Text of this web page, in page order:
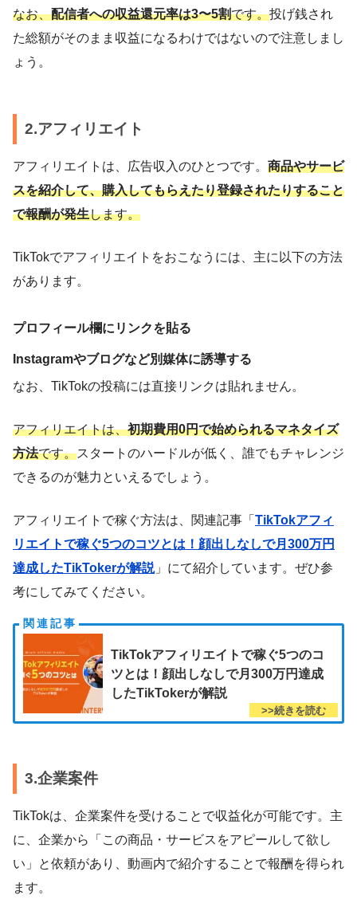
なお、配信者への収益還元率は3〜5割です。投げ銭され
た総額がそのまま収益になるわけではないので注意しまし
ょう。
2.アフィリエイト
アフィリエイトは、広告収入のひとつです。 商品やサービ
スを紹介して、購入してもらえたり登録されたりすること
で報酬が発生します。
TikTokでアフィリエイトをおこなうには、主に以下の方法
があります。
プロフィール欄にリンクを貼る
Instagramやブログなど別媒体に誘導する
なお、TikTokの投稿には直接リンクは貼れません。
アフィリエイトは、初期費用0円で始められるマネタイズ
方法です。スタートのハードルが低く、誰でもチャレンジ
できるのが魅力といえるでしょう。
アフィリエイトで稼ぐ方法は、関連記事「 TikTokアフィ
リエイトで稼ぐ5つのコツとは！顔出しなしで月300万円
達成したTikTokerが解説」にて紹介しています。ぜひ参
考にしてみてください。
TikTokアフィリエイトで稼ぐ5つのコ
ツとは！顔出しなしで月300万円達成
したTikTokerが解説
3.企業案件
TikTokは、企業案件を受けることで収益化が可能です。主
に、企業から「この商品・サービスをアピールして欲し
い」と依頼があり、動画内で紹介することで報酬を得られ
ます。